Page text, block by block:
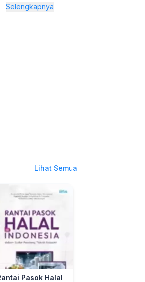
Selengkapnya
Lihat Semua
Pasok Halal